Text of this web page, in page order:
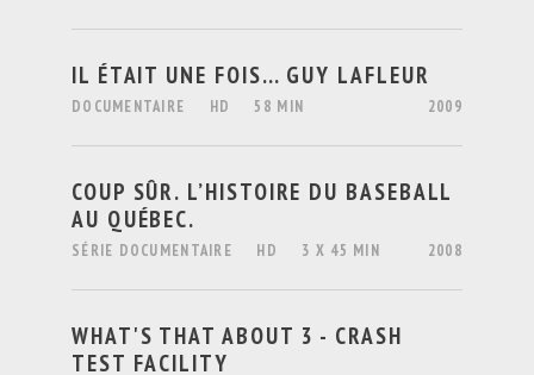
IL ÉTAIT UNE FOIS… GUY LAFLEUR
DOCUMENTAIRE HD 58 MIN 2009
COUP SÛR. L’HISTOIRE DU BASEBALL
AU QUÉBEC.
SÉRIE DOCUMENTAIRE HD 3 X 45 MIN 2008
WHAT'S THAT ABOUT 3 - CRASH
TEST FACILITY